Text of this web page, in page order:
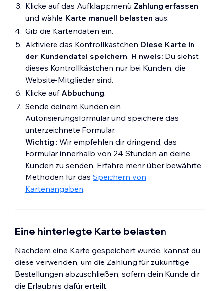
Klicke auf das Aufklappmenü Zahlung erfassen
und wähle Karte manuell belasten aus.
Gib die Kartendaten ein.
Aktiviere das Kontrollkästchen Diese Karte in
der Kundendatei speichern. Hinweis: Du siehst
dieses Kontrollkästchen nur bei Kunden, die
Website-Mitglieder sind.
Klicke auf Abbuchung.
Sende deinem Kunden ein
Autorisierungsformular und speichere das
unterzeichnete Formular.
Wichtig:: Wir empfehlen dir dringend, das
Formular innerhalb von 24 Stunden an deine
Kunden zu senden. Erfahre mehr über bewährte
Methoden für das Speichern von
Kartenangaben.
Eine hinterlegte Karte belasten
Nachdem eine Karte gespeichert wurde, kannst du
diese verwenden, um die Zahlung für zukünftige
Bestellungen abzuschließen, sofern dein Kunde dir
die Erlaubnis dafür erteilt.